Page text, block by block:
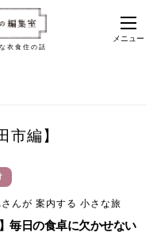
衣食住の話
メニュー
市編】
んが 案内する 小さな旅
毎日の食卓に欠かせない